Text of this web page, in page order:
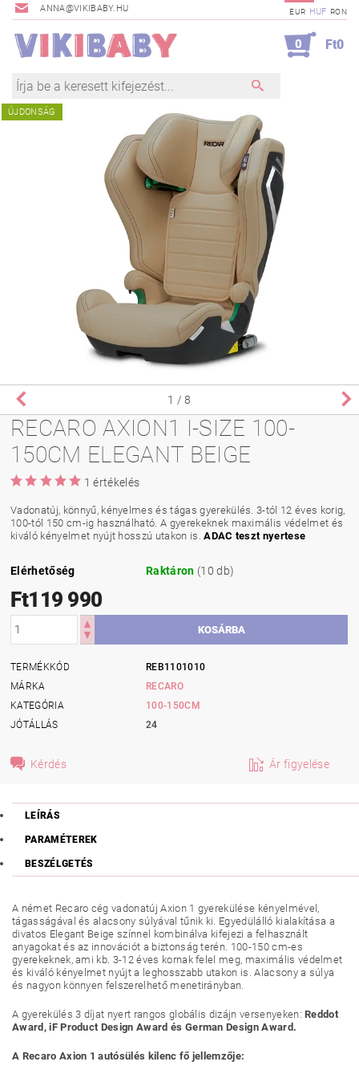
ANNA@VIKIBABY.HU EUR HUF RON
0 Ft0
ÚJDONSÁG
1 / 8
RECARO AXION1 I-SIZE 100-
150CM ELEGANT BEIGE
1 értékelés
Vadonatúj, könnyű, kényelmes és tágas gyerekülés. 3-tól 12 éves korig,
100-tól 150 cm-ig használható. A gyerekeknek maximális védelmet és
kiváló kényelmet nyújt hosszú utakon is.ADAC teszt nyertese
Elérhetőség Raktáron (10 db)
Ft119 990
TERMÉKKÓD
REB1101010
MÁRKA
RECARO
KATEGÓRIA
100-150CM
JÓTÁLLÁS
24
Kérdés Ár figyelése
LEÍRÁS
PARAMÉTEREK
BESZÉLGETÉS
A német Recaro cég vadonatúj Axion 1 gyerekülése kényelmével,
tágasságával és alacsony súlyával tűnik ki. Egyedülálló kialakítása a
divatos Elegant Beige színnel kombinálva kifejezi a felhasznált
anyagokat és az innovációt a biztonság terén. 100-150 cm-es
gyerekeknek, ami kb. 3-12 éves kornak felel meg, maximális védelmet
és kiváló kényelmet nyújt a leghosszabb utakon is. Alacsony a súlya
és nagyon könnyen felszerelhető menetirányban.
A gyerekülés 3 díjat nyert rangos globális dizájn versenyeken:Reddot
Award, iF Product Design Award és German Design Award.
A Recaro Axion 1 autósülés kilenc fő jellemzője: